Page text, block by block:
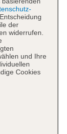
der
widerrufen.
und Ihre
Cookies